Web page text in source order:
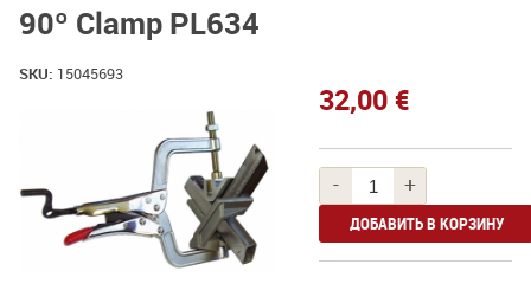
90º Clamp PL634
SKU: 15045693
32,00 €
- +